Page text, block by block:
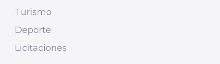
Turismo
Deporte
Licitaciones